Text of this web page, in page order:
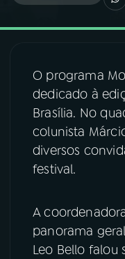
04PROGRAMAS
05PODCASTS
07ÚLTIMAS
O programa
dedicado à
Brasília. No
colunista
diversos
festival.
A
panorama
Leo Bello falou